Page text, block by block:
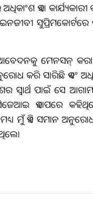
ଏହା
ସୁପ୍ରିମକୋର୍ଟରେ
ଆବେଦନକୁ ମେନସନ୍‌
କରି ସାରିଛି ଏବଂ
ପାଇଁ ସେ ଆଗାମୀ
ଏହାପରେ
ମୁଁ ଏହି ସମାନ